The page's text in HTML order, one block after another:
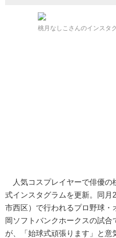
桃月なしこさんのインスタ
人気コスプレイヤーで俳優の
式インスタグラムを更新。同月
市西区）で行われるプロ野球
岡ソフトバンクホークスの試
が、「始球式頑張ります」と意